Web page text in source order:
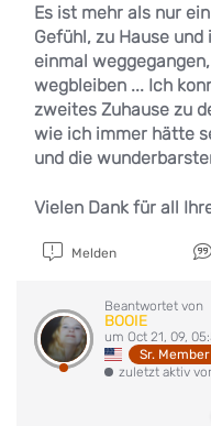
Es ist mehr als nur
Gefühl, zu Hause
einmal
wegbleiben ... Ich
zweites Zuhause zu
wie ich immer hätte
und die
Vielen Dank für all
Melden
Beantwortet von
BOOIE
um Oct 21, 09,
Sr. Member
zuletzt aktiv